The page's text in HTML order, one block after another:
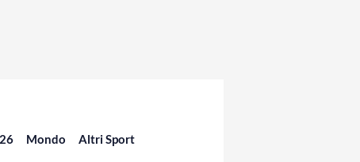
Mondo Altri Sport